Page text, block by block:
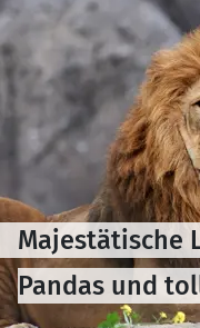
Majestätische
Pandas und